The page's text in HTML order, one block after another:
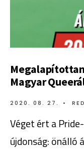
Magyar
2020. 08. 27. •
Véget ért a
újdonság: